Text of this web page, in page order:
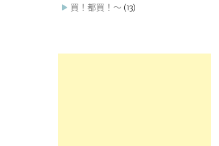
買！都買！～ (13)